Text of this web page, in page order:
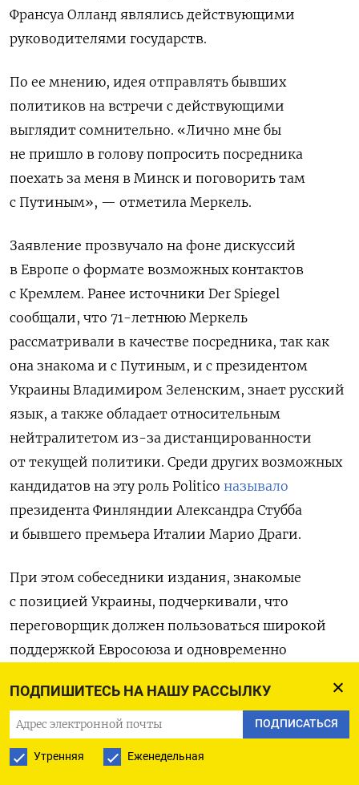
ПОДПИШИТЕСЬ НА НАШУ РАССЫЛКУ
ПОДПИСАТЬСЯ
Утренняя Еженедельная
Франсуа Олланд являлись действующими
руководителями государств.
По ее мнению, идея отправлять бывших
политиков на встречи с действующими
выглядит сомнительно. «Лично мне бы
не пришло в голову попросить посредника
поехать за меня в Минск и поговорить там
с Путиным», — отметила Меркель.
Заявление прозвучало на фоне дискуссий
в Европе о формате возможных контактов
с Кремлем. Ранее источники Der Spiegel
сообщали, что 71-летнюю Меркель
рассматривали в качестве посредника, так как
она знакома и с Путиным, и с президентом
Украины Владимиром Зеленским, знает русский
язык, а также обладает относительным
нейтралитетом из-за дистанцированности
от текущей политики. Среди других возможных
кандидатов на эту роль Politico называло
президента Финляндии Александра Стубба
и бывшего премьера Италии Марио Драги.
При этом собеседники издания, знакомые
с позицией Украины, подчеркивали, что
переговорщик должен пользоваться широкой
поддержкой Евросоюза и одновременно
По их словам, таким посредником мог бы стать
министр иностранных дел Норвегии Эспен Барт
Эйде, который является опытным дипломатом
по Ближнему Востоку, а также глава МИД Индии